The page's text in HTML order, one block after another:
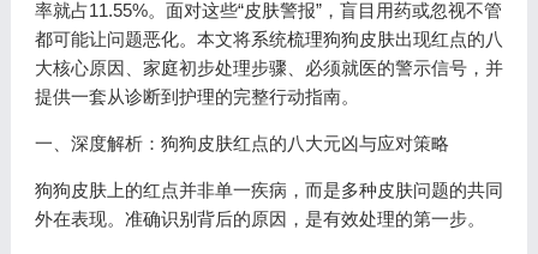
率就占11.55%。面对这些“皮肤警报”，盲目用药或忽视不管
都可能让问题恶化。本文将系统梳理狗狗皮肤出现红点的八
大核心原因、家庭初步处理步骤、必须就医的警示信号，并
提供一套从诊断到护理的完整行动指南。
一、深度解析：狗狗皮肤红点的八大元凶与应对策略
狗狗皮肤上的红点并非单一疾病，而是多种皮肤问题的共同
外在表现。准确识别背后的原因，是有效处理的第一步。